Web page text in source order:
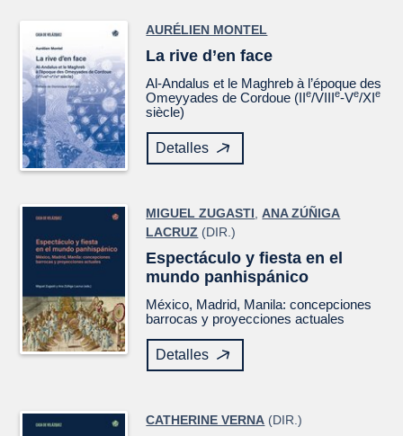
AURÉLIEN MONTEL
La rive d’en face
Al-Andalus et le Maghreb à l’époque des
Omeyyades de Cordoue (IIe/VIIIe-Ve/XIe
siècle)
Detalles
MIGUEL ZUGASTI ,ANA ZÚÑIGA
LACRUZ (DIR.)
Espectáculo y fiesta en el
mundo panhispánico
México, Madrid, Manila: concepciones
barrocas y proyecciones actuales
Detalles
CATHERINE VERNA (DIR.)